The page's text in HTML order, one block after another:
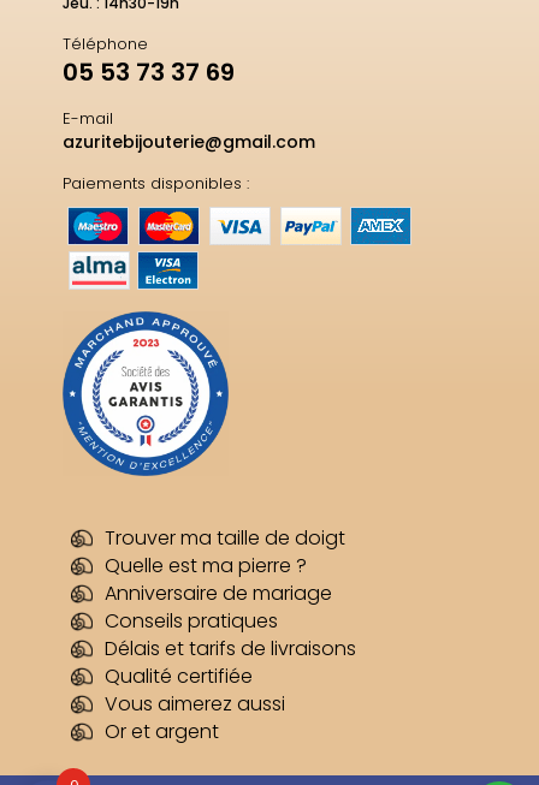
Téléphone
05 53 73 37 69
E-mail
azuritebijouterie@gmail.com
Paiements disponibles :
Trouver ma taille de doigt
Quelle est ma pierre ?
Anniversaire de mariage
Conseils pratiques
Délais et tarifs de livraisons
Qualité certifiée
Vous aimerez aussi
Or et argent